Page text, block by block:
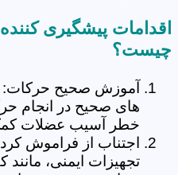
اقدامات پیشگیری
چیست؟
آموزش صحیح حرکات:
های صحیح در انجام
خطر آسیب عضلات
اجتناب از فراموش
تجهیزات ایمنی،